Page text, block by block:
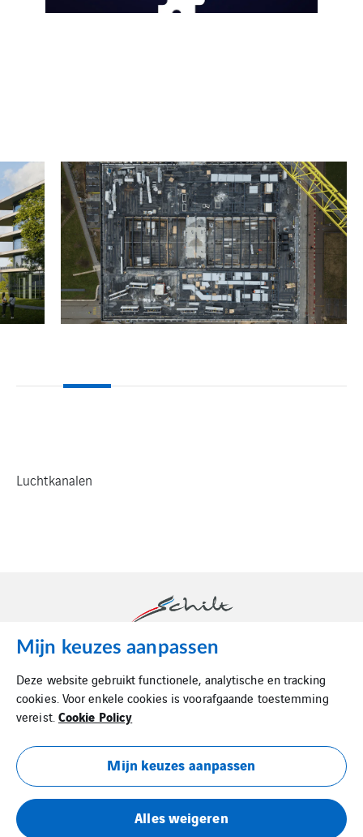
Luchtkanalen
Schilt is dé luchttechnische partner in binnenklimaat.
Cookie Policy
Privacy Statement
Mijn keuzes aanpassen
Deze website gebruikt functionele, analytische en tracking
cookies. Voor enkele cookies is voorafgaande toestemming
vereist. Cookie Policy
Mijn keuzes aanpassen
Alles weigeren